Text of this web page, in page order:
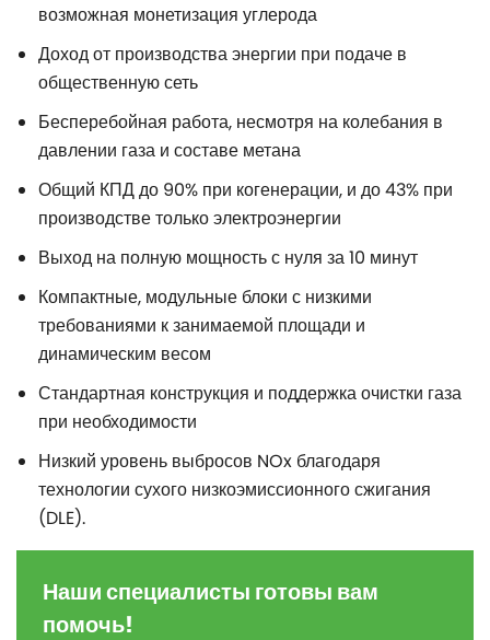
возможная монетизация углерода
Доход от производства энергии при подаче в
общественную сеть
Бесперебойная работа, несмотря на колебания в
давлении газа и составе метана
Общий КПД до 90% при когенерации, и до 43% при
производстве только электроэнергии
Выход на полную мощность с нуля за 10 минут
Компактные, модульные блоки с низкими
требованиями к занимаемой площади и
динамическим весом
Стандартная конструкция и поддержка очистки газа
при необходимости
Низкий уровень выбросов NOx благодаря
технологии сухого низкоэмиссионного сжигания
(DLE).
Наши специалисты готовы вам
помочь!